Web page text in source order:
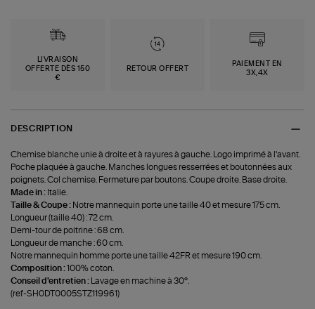
LIVRAISON
OFFERTE DÈS 150
€
RETOUR OFFERT
PAIEMENT EN
3X,4X
DESCRIPTION
Chemise blanche unie à droite et à rayures à gauche. Logo imprimé à l'avant.
Poche plaquée à gauche. Manches longues resserrées et boutonnées aux
poignets. Col chemise. Fermeture par boutons. Coupe droite. Base droite.
Made in : Italie.
Taille & Coupe : Notre mannequin porte une taille 40 et mesure 175 cm.
Longueur (taille 40) : 72 cm.
Demi-tour de poitrine : 68 cm.
Longueur de manche : 60 cm.
Notre mannequin homme porte une taille 42FR et mesure 190 cm.
Composition :100% coton.
Conseil d'entretien :
Lavage en machine à 30°.
(ref-SH0DT0005STZ119961)